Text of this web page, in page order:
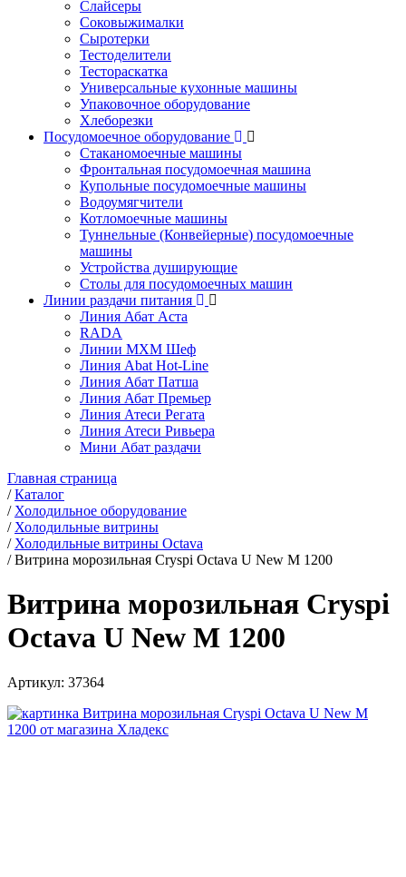
Слайсеры
Соковыжималки
Сыротерки
Тестоделители
Тестораскатка
Универсальные кухонные машины
Упаковочное оборудование
Хлеборезки
Посудомоечное оборудование
Стаканомоечные машины
Фронтальная посудомоечная машина
Купольные посудомоечные машины
Водоумягчители
Котломоечные машины
Туннельные (Конвейерные) посудомоечные
машины
Устройства душирующие
Столы для посудомоечных машин
Линии раздачи питания
Линия Абат Аста
RADA
Линии МХМ Шеф
Линия Abat Hot-Line
Линия Абат Патша
Линия Абат Премьер
Линия Атеси Регата
Линия Атеси Ривьера
Мини Абат раздачи
Главная страница
/Каталог
/ Холодильное оборудование
/ Холодильные витрины
/ Холодильные витрины Octava
/Витрина морозильная Cryspi Octava U New M 1200
Витрина морозильная Cryspi
Octava U New M 1200
Артикул: 37364